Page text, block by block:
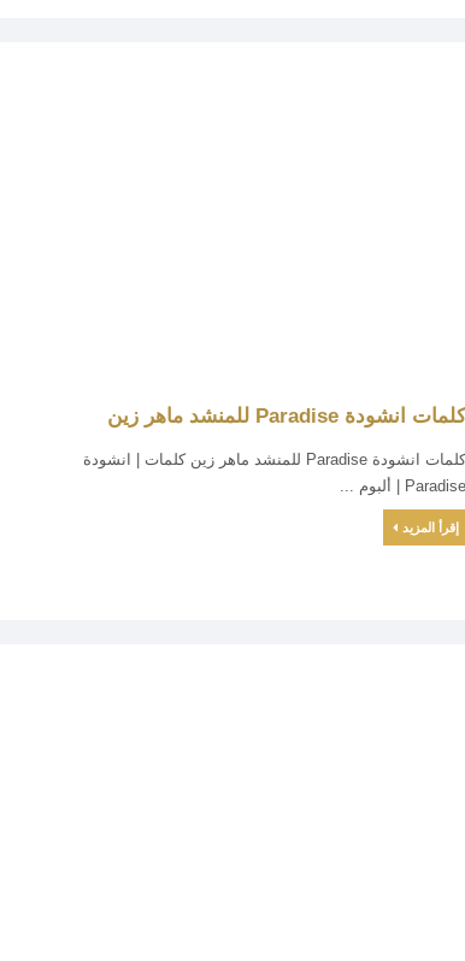
كلمات انشودة Paradise للمنشد ماهر زين
كلمات انشودة Paradise للمنشد ماهر زين كلمات | انشودة
Paradise | ألبوم ...
إقرأ المزيد